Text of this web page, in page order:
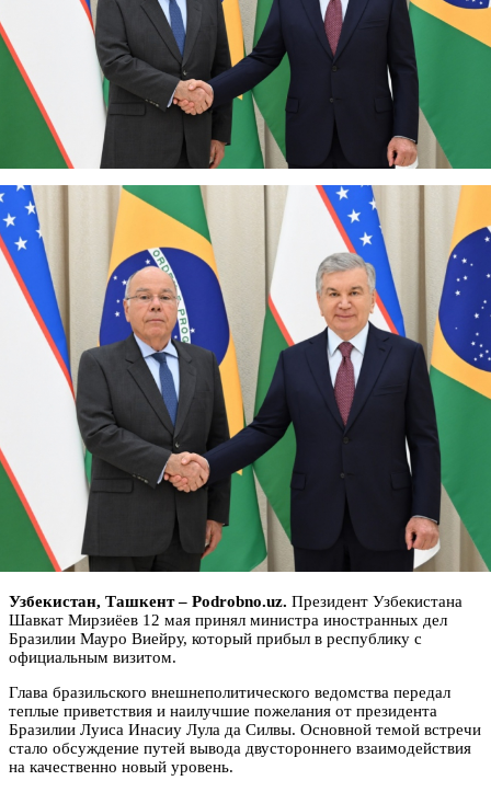
Узбекистан, Ташкент – Podrobno.uz. Президент Узбекистана
Шавкат Мирзиёев 12 мая принял министра иностранных дел
Бразилии Мауро Виейру, который прибыл в республику с
официальным визитом.
Глава бразильского внешнеполитического ведомства передал
теплые приветствия и наилучшие пожелания от президента
Бразилии Луиса Инасиу Лула да Силвы. Основной темой встречи
стало обсуждение путей вывода двустороннего взаимодействия
на качественно новый уровень.